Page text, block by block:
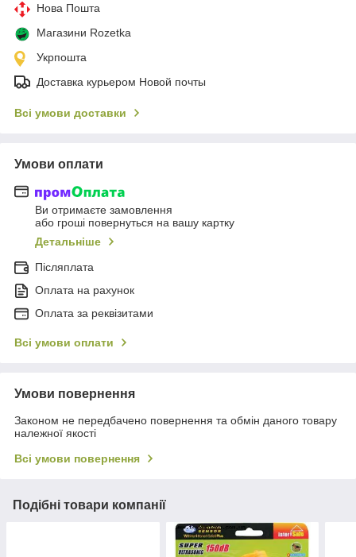
Нова Пошта
Магазини Rozetka
Укрпошта
Доставка курьером Новой почты
Всі умови доставки
Умови оплати
Ви отримаєте замовлення
або гроші повернуться на вашу картку
Детальніше
Післяплата
Оплата на рахунок
Оплата за реквізитами
Всі умови оплати
Умови повернення
Законом не передбачено повернення та обмін даного товару
належної якості
Всі умови повернення
Подібні товари компанії